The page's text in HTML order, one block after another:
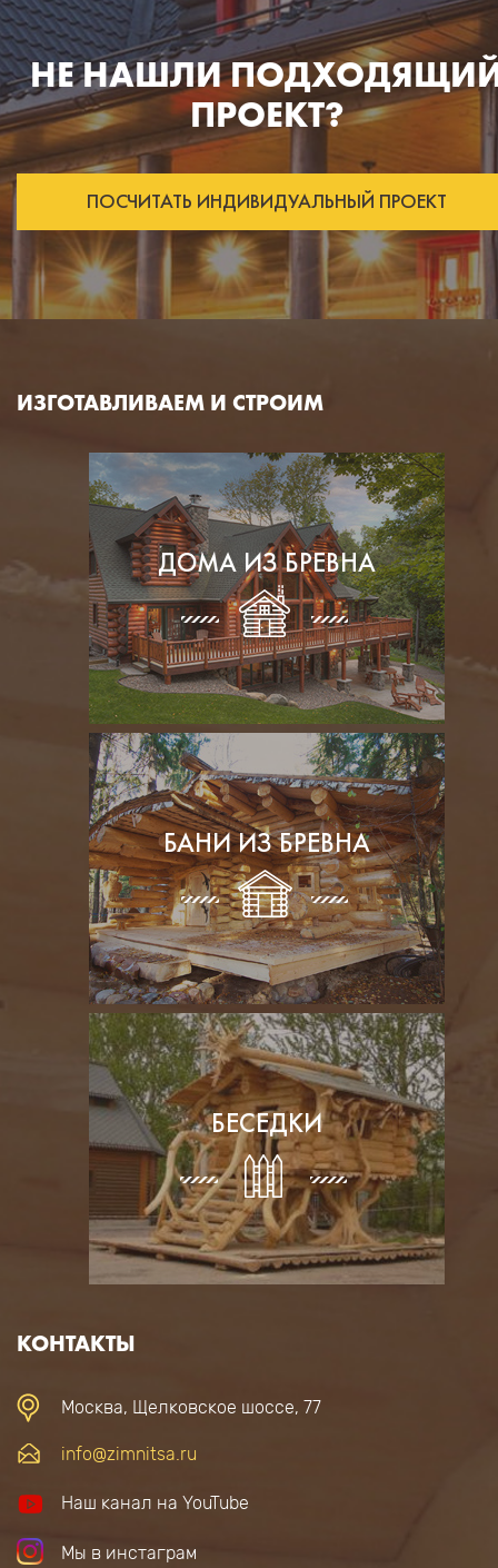
НЕ НАШЛИ
ПРОЕКТ?
ПОСЧИТАТЬ ИНДИВИДУАЛЬНЫЙ ПРОЕКТ
ИЗГОТАВЛИВАЕМ И СТРОИМ
ДОМА ИЗ БРЕВНА
БАНИ ИЗ БРЕВНА
БЕСЕДКИ
КОНТАКТЫ
Москва, Щелковское шоссе, 77
info@zimnitsa.ru
Наш канал на YouTube
Мы в инстаграм